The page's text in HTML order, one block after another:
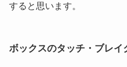
すると思います。
ボックスのタッチ・ブレイ